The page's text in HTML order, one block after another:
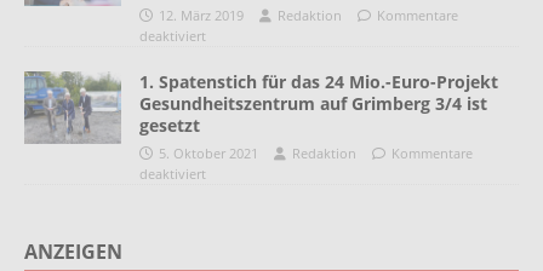
12. März 2019 Redaktion
Kommentare
deaktiviert
1. Spatenstich für das 24 Mio.-Euro-Projekt
Gesundheitszentrum auf Grimberg 3/4 ist
gesetzt
5. Oktober 2021 Redaktion
Kommentare
deaktiviert
ANZEIGEN